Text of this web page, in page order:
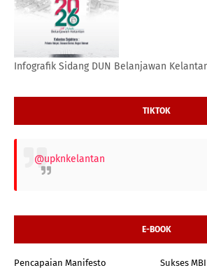
Infografik Sidang DUN Belanjawan
TIKTOK
@upknkelantan
E-BOOK
Pencapaian Manifesto Sukses MBI